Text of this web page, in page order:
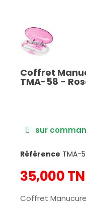
Coffret
TMA-58 -
sur
Référence TMA-
35,000
Coffret